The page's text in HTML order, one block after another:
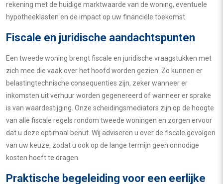
rekening met de huidige marktwaarde van de woning, eventuele
hypotheeklasten en de impact op uw financiële toekomst.
Fiscale en juridische aandachtspunten
Een tweede woning brengt fiscale en juridische vraagstukken met
zich mee die vaak over het hoofd worden gezien. Zo kunnen er
belastingtechnische consequenties zijn, zeker wanneer er
inkomsten uit verhuur worden gegenereerd of wanneer er sprake
is van waardestijging. Onze scheidingsmediators zijn op de hoogte
van alle fiscale regels rondom tweede woningen en zorgen ervoor
dat u deze optimaal benut. Wij adviseren u over de fiscale gevolgen
van uw keuze, zodat u ook op de lange termijn geen onnodige
kosten hoeft te dragen.
Praktische begeleiding voor een eerlijke